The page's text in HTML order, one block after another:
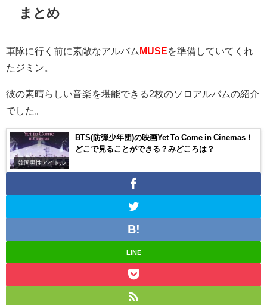
まとめ
軍隊に行く前に素敵なアルバム MUSEを準備していてくれ
たジミン。
彼の素晴らしい音楽を堪能できる2枚のソロアルバムの紹介
でした。
韓国男性アイドル
BTS(防弾少年団)の映画Yet To Come in Cinemas！
どこで見ることができる？みどころは？
LINE